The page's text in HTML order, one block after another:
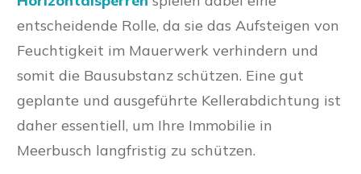
entscheidende Rolle, da sie das Aufsteigen von
Feuchtigkeit im Mauerwerk verhindern und
somit die Bausubstanz schützen. Eine gut
geplante und ausgeführte Kellerabdichtung ist
daher essentiell, um Ihre Immobilie in
Meerbusch langfristig zu schützen.